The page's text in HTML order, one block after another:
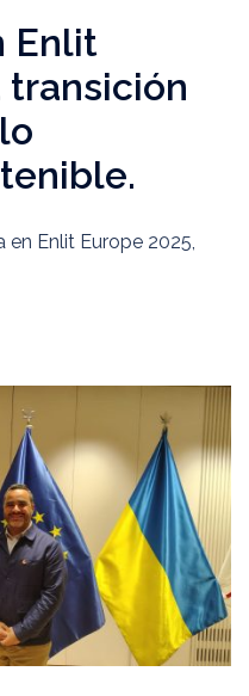
Enlit
transición
Enlit Europe 2025,